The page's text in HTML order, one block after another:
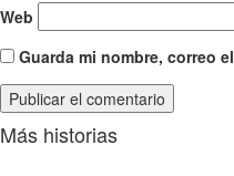
Web
Guarda mi nombre, correo
Más historias